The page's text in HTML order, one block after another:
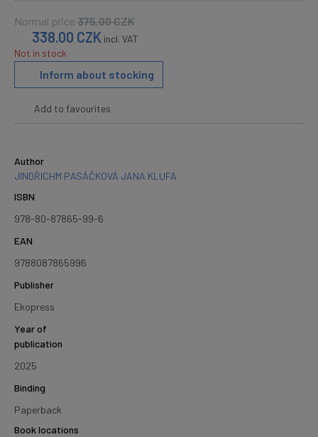
Normal price 375.00CZK
338.00 CZK incl. VAT
Not in stock
Inform about stocking
Add to favourites
Author
JINDŘICHM PASÁČKOVÁ JANA KLUFA
ISBN
978-80-87865-99-6
EAN
9788087865996
Publisher
Ekopress
Year of
publication
2025
Binding
Paperback
Book locations